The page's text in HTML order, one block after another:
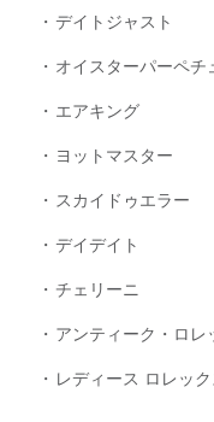
デイトジャスト
オイスターパーペチ
エアキング
ヨットマスター
スカイドゥエラー
デイデイト
チェリーニ
アンティーク・ロレ
レディース ロレック